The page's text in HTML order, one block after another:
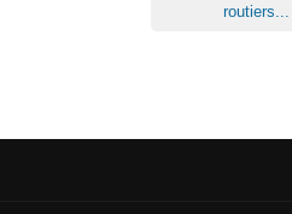
routiers...